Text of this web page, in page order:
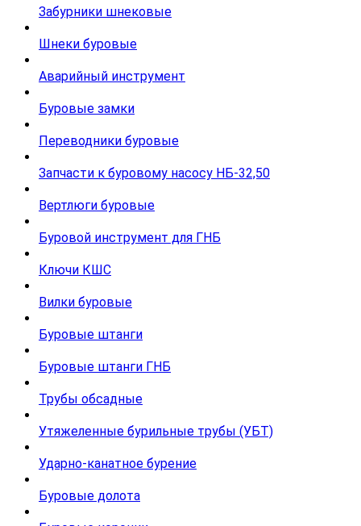
Забурники шнековые
Шнеки буровые
Аварийный инструмент
Буровые замки
Переводники буровые
Запчасти к буровому насосу НБ-32,50
Вертлюги буровые
Буровой инструмент для ГНБ
Ключи КШС
Вилки буровые
Буровые штанги
Буровые штанги ГНБ
Трубы обсадные
Утяжеленные бурильные трубы (УБТ)
Ударно-канатное бурение
Буровые долота